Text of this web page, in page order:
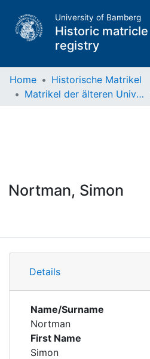
University of Bamberg
Historic matricle
registry
Home
Historische Matrikel
Matrikel der älteren Universität
Nortman, Simon
Details
Details
Name/Surname
Nortman
First Name
Simon